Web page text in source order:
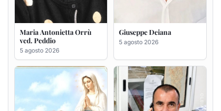
Rosa Maria Usai ved.
D'Attellis
5 agosto 2026
Bastianino Taras
4 agosto 2026